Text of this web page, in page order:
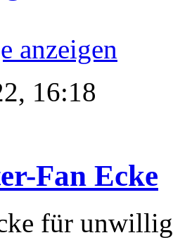
anzeigen
16:18
Fan Ecke
für